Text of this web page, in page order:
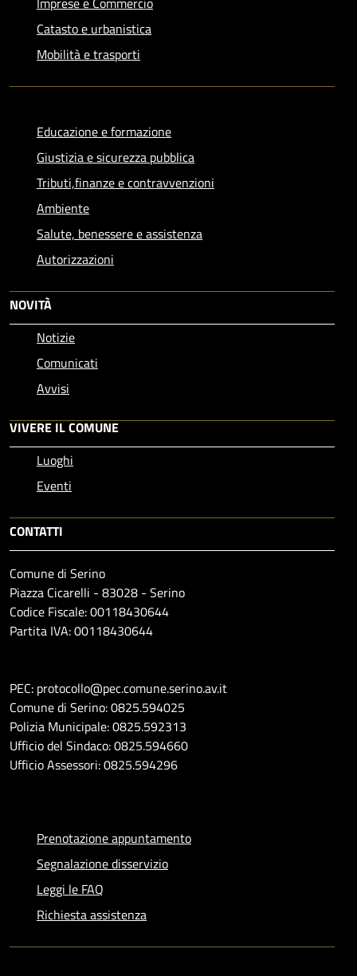
Catasto e urbanistica
Mobilità e trasporti
Educazione e formazione
Giustizia e sicurezza pubblica
Tributi,finanze e contravvenzioni
Ambiente
Salute, benessere e assistenza
Autorizzazioni
NOVITÀ
Notizie
Comunicati
Avvisi
VIVERE IL COMUNE
Luoghi
Eventi
CONTATTI
Comune di Serino
Piazza Cicarelli - 83028 - Serino
Codice Fiscale: 00118430644
Partita IVA: 00118430644
PEC: protocollo@pec.comune.serino.av.it
Comune di Serino: 0825.594025
Polizia Municipale: 0825.592313
Ufficio del Sindaco: 0825.594660
Ufficio Assessori: 0825.594296
Prenotazione appuntamento
Segnalazione disservizio
Leggi le FAQ
Richiesta assistenza